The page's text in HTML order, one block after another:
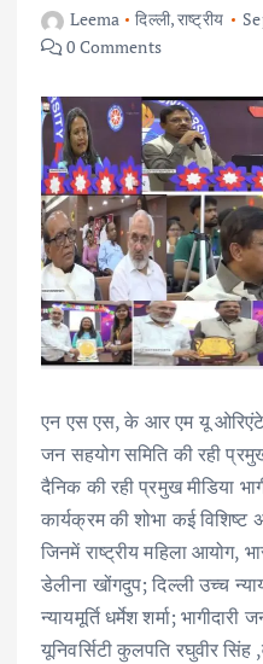
Leema दिल्ली,राष्ट्रीय
0 Comments
एन एस एस, के आर एम यू
जन सहयोग समिति की रही
दैनिक की रही प्रमुख मीडिया
कार्यक्रम की शोभा कई
जिनमें राष्ट्रीय महिला आयोग,
डेलीना खोंगदुप; दिल्ली उच्च
न्यायमूर्ति धर्मेश शर्मा;
यूनिवर्सिटी कुलपति रघुवीर